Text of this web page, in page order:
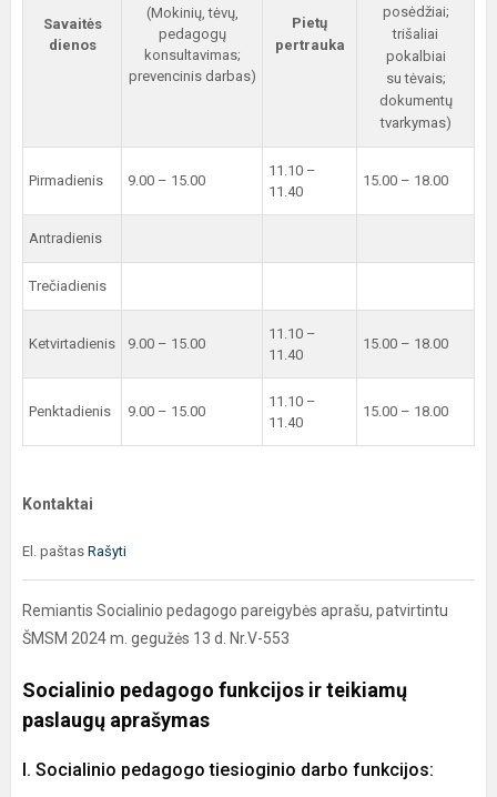
Savaitės
dienos
(Mokinių, tėvų,
pedagogų
konsultavimas;
prevencinis darbas)
Pietų
pertrauka
posėdžiai;
trišaliai
pokalbiai
su tėvais;
dokumentų
tvarkymas)
Pirmadienis 9.00 – 15.00
11.10 –
11.40
15.00 – 18.00
Antradienis
Trečiadienis
Ketvirtadienis 9.00 – 15.00
11.10 –
11.40
15.00 – 18.00
Penktadienis 9.00 – 15.00
11.10 –
11.40
15.00 – 18.00
Kontaktai
El. paštas Rašyti
Remiantis Socialinio pedagogo pareigybės aprašu, patvirtintu
ŠMSM 2024 m. gegužės 13 d. Nr.V-553
Socialinio pedagogo funkcijos ir teikiamų
paslaugų aprašymas
I. Socialinio pedagogo tiesioginio darbo funkcijos: